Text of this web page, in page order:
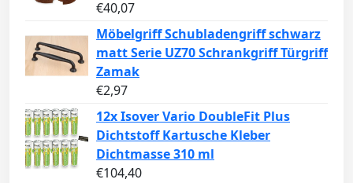
€40,07
Möbelgriff Schubladengriff schwarz
matt Serie UZ70 Schrankgriff Türgriff
Zamak
€2,97
12x Isover Vario DoubleFit Plus
Dichtstoff Kartusche Kleber
Dichtmasse 310 ml
€104,40